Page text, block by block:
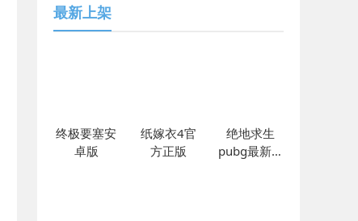
最新上架
终极要塞安
卓版
纸嫁衣4官
方正版
绝地求生
pubg最新版